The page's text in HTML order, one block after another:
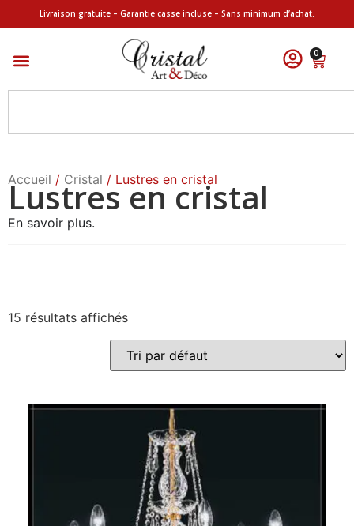
Livraison gratuite – Garantie casse incluse – Sans minimum d’achat.
0
Accueil / Cristal / Lustres en cristal
Lustres en cristal
En savoir plus.
15 résultats affichés